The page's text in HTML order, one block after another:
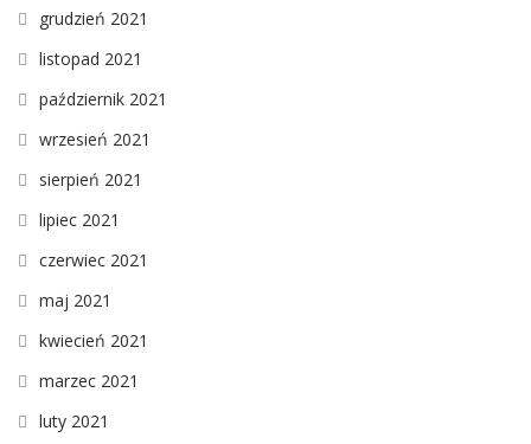
grudzień 2021
listopad 2021
październik 2021
wrzesień 2021
sierpień 2021
lipiec 2021
czerwiec 2021
maj 2021
kwiecień 2021
marzec 2021
luty 2021